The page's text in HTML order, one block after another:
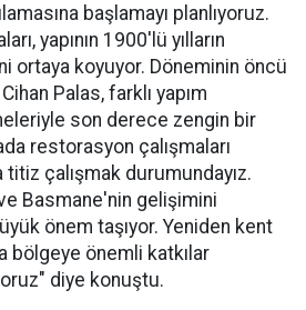
başlamayı planlıyoruz.
yapının 1900'lü yılların
ortaya koyuyor. Döneminin öncü
Palas, farklı yapım
son derece zengin bir
restorasyon çalışmaları
çalışmak durumundayız.
Basmane'nin gelişimini
önem taşıyor. Yeniden kent
bölgeye önemli katkılar
diye konuştu.